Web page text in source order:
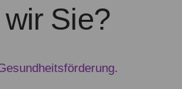
Sie?